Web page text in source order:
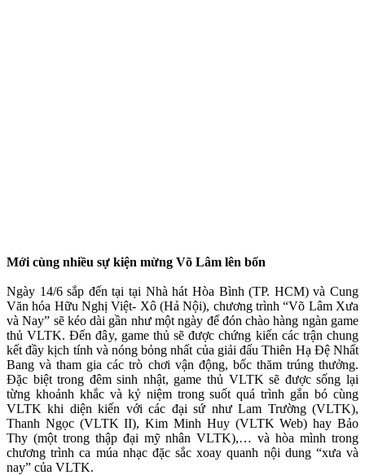
Mới cùng nhiều sự kiện mừng Võ Lâm lên bốn
Ngày 14/6 sắp đến tại tại Nhà hát Hòa Bình (TP. HCM) và Cung
Văn hóa Hữu Nghị Việt- Xô (Hả Nội), chương trình “Võ Lâm Xưa
và Nay” sẽ kéo dài gần như một ngày để đón chào hàng ngàn game
thủ VLTK. Đến đây, game thủ sẽ được chứng kiến các trận chung
kết đầy kịch tính và nóng bỏng nhất của giải đấu Thiên Hạ Đệ Nhất
Bang và tham gia các trò chơi vận động, bốc thăm trúng thưởng.
Đặc biệt trong đêm sinh nhật, game thủ VLTK sẽ được sống lại
từng khoảnh khắc và kỷ niệm trong suốt quá trình gắn bó cùng
VLTK khi diện kiến với các đại sứ như Lam Trường (VLTK),
Thanh Ngọc (VLTK II), Kim Minh Huy (VLTK Web) hay Bảo
Thy (một trong thập đại mỹ nhân VLTK),… và hòa mình trong
chương trình ca múa nhạc đặc sắc xoay quanh nội dung “xưa và
nay” của VLTK.